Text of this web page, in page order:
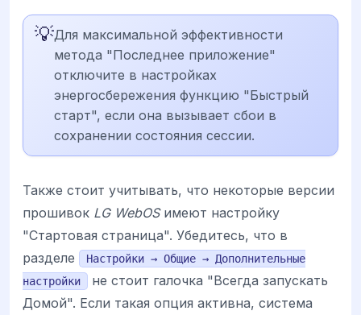
💡Для максимальной эффективности
метода "Последнее приложение"
отключите в настройках
энергосбережения функцию "Быстрый
старт", если она вызывает сбои в
сохранении состояния сессии.
Также стоит учитывать, что некоторые версии
прошивок LG WebOSимеют настройку
"Стартовая страница". Убедитесь, что в
разделе
Настройки → Общие → Дополнительные
настройки
не стоит галочка "Всегда запускать
Домой". Если такая опция активна, система